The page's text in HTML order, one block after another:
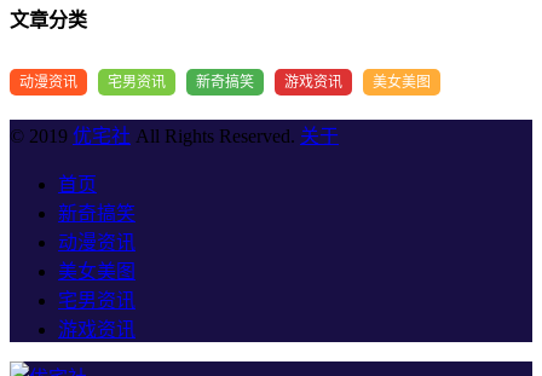
文章分类
动漫资讯 宅男资讯 新奇搞笑 游戏资讯 美女美图
© 2019 优宅社 All Rights Reserved. 关于
首页
新奇搞笑
动漫资讯
美女美图
宅男资讯
游戏资讯